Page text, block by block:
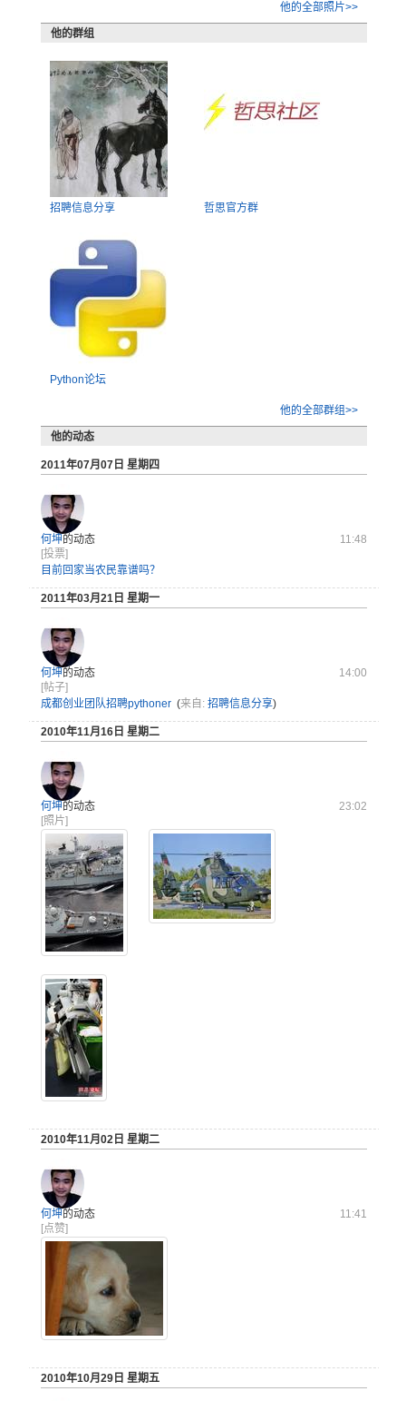
他的全部照片>>
他的群组
招聘信息分享 哲思官方群
Python论坛
他的全部群组>>
他的动态
2011年07月07日 星期四
何坤的动态
11:48
[投票]
目前回家当农民靠谱吗？
2011年03月21日 星期一
何坤的动态
14:00
[帖子]
成都创业团队招聘pythoner (来自: 招聘信息分享)
2010年11月16日 星期二
何坤的动态
23:02
[照片]
2010年11月02日 星期二
何坤的动态
11:41
[点赞]
2010年10月29日 星期五